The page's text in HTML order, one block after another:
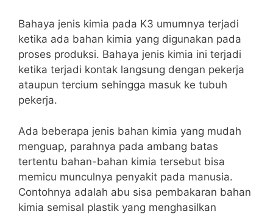
Bahaya jenis kimia pada K3 umumnya terjadi
ketika ada bahan kimia yang digunakan pada
proses produksi. Bahaya jenis kimia ini terjadi
ketika terjadi kontak langsung dengan pekerja
ataupun tercium sehingga masuk ke tubuh
pekerja.
Ada beberapa jenis bahan kimia yang mudah
menguap, parahnya pada ambang batas
tertentu bahan-bahan kimia tersebut bisa
memicu munculnya penyakit pada manusia.
Contohnya adalah abu sisa pembakaran bahan
kimia semisal plastik yang menghasilkan